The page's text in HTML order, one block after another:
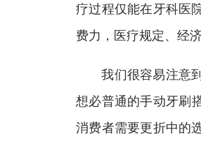
疗过程仅能在牙科医
费力，医疗规定、经
我们很容易注意到
想必普通的手动牙刷
消费者需要更折中的